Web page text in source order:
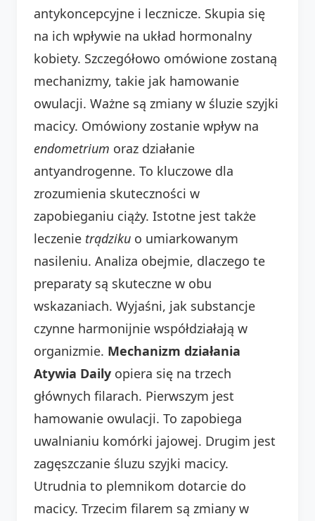
antykoncepcyjne i lecznicze. Skupia się
na ich wpływie na układ hormonalny
kobiety. Szczegółowo omówione zostaną
mechanizmy, takie jak hamowanie
owulacji. Ważne są zmiany w śluzie szyjki
macicy. Omówiony zostanie wpływ na
endometrium oraz działanie
antyandrogenne. To kluczowe dla
zrozumienia skuteczności w
zapobieganiu ciąży. Istotne jest także
leczenie trądziku o umiarkowanym
nasileniu. Analiza obejmie, dlaczego te
preparaty są skuteczne w obu
wskazaniach. Wyjaśni, jak substancje
czynne harmonijnie współdziałają w
organizmie. Mechanizm działania
Atywia Daily opiera się na trzech
głównych filarach. Pierwszym jest
hamowanie owulacji. To zapobiega
uwalnianiu komórki jajowej. Drugim jest
zagęszczanie śluzu szyjki macicy.
Utrudnia to plemnikom dotarcie do
macicy. Trzecim filarem są zmiany w